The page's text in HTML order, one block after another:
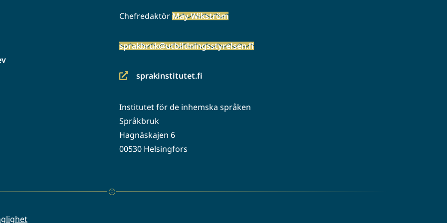
ChefredaktörMay Wikström
sprakbruk@utbildningsstyrelsen.fi
sprakinstitutet.fi
(siirryt
palveluun)
Institutet för de inhemska språken
Språkbruk
Hagnäskajen 6
00530 Helsingfors